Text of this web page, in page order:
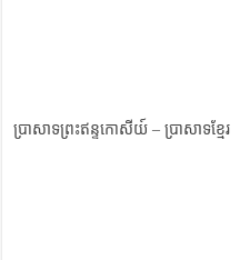
ប្រាសាទព្រះឥន្ទកោសីយ៍ – ប្រាសាទខ្មែរ